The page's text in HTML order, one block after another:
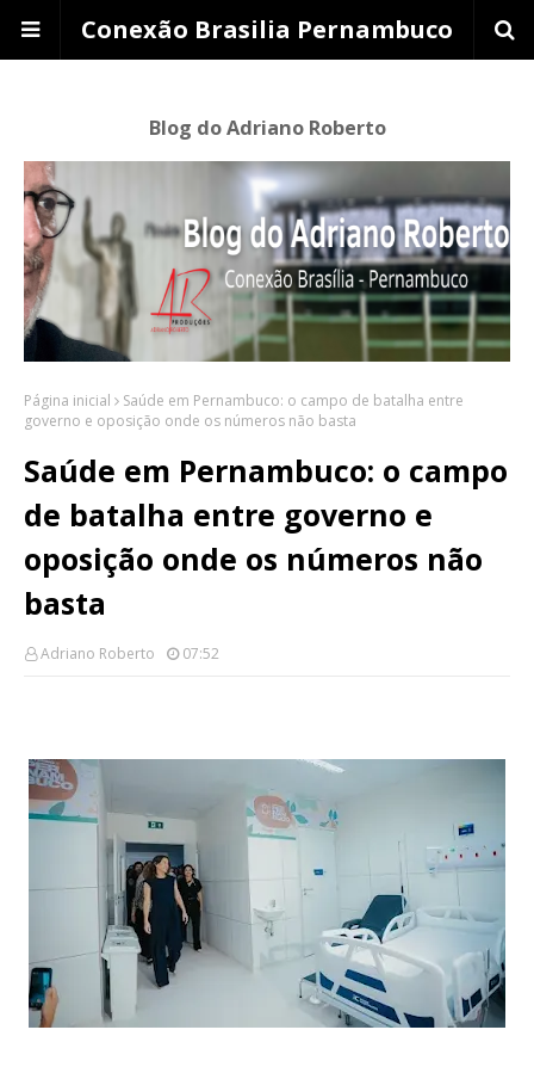
Conexão Brasilia Pernambuco
Blog do Adriano Roberto
Página inicial
Saúde em Pernambuco: o campo de batalha entre
governo e oposição onde os números não basta
Saúde em Pernambuco: o campo
de batalha entre governo e
oposição onde os números não
basta
Adriano Roberto 07:52